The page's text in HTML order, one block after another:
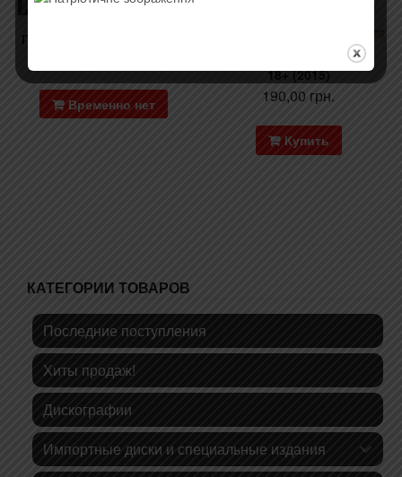
ГУЛЯЙ ГОРОД – GG (2016)
Временно нет
CБОРНИК – ВЕЧЕРИНКА
18+ (2015)
190,00 грн.
Купить
КАТЕГОРИИ ТОВАРОВ
Последние поступления
Хиты продаж!
Дискографии
Импортные диски и специальные издания